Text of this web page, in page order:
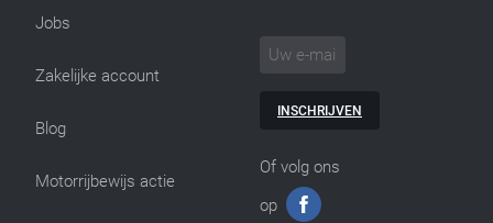
Jobs
Zakelijke account
Blog
Motorrijbewijs actie
INSCHRIJVEN
Of volg ons
op